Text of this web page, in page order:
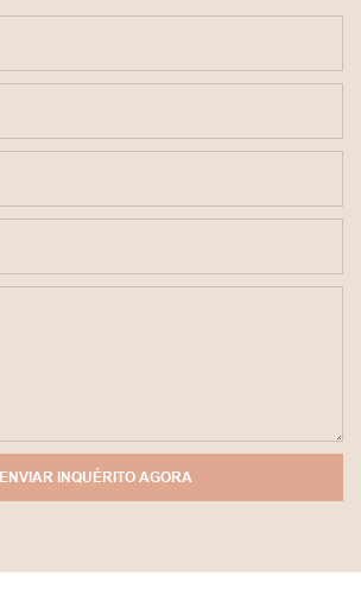
ENVIAR INQUÉRITO AGORA